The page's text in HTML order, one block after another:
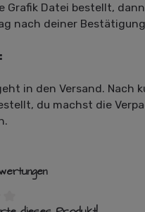
Grafik Datei bestellt,
nach deiner
in den Versand. Nach
du machst die